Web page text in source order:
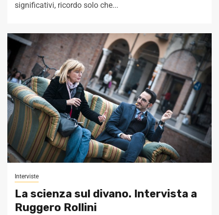
significativi, ricordo solo che...
Interviste
La scienza sul divano. Intervista a
Ruggero Rollini